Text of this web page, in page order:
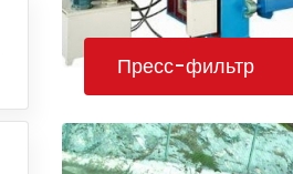
Пресс-фильтр